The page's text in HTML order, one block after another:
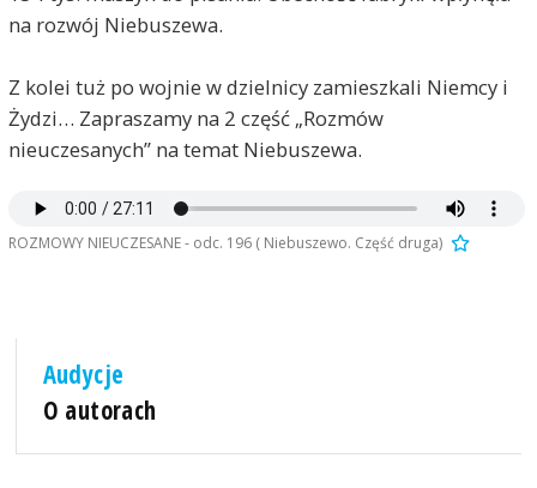
na rozwój Niebuszewa.
Z kolei tuż po wojnie w dzielnicy zamieszkali Niemcy i
Żydzi… Zapraszamy na 2 część „Rozmów
nieuczesanych” na temat Niebuszewa.
ROZMOWY NIEUCZESANE - odc. 196 ( Niebuszewo. Część druga)
Audycje
O autorach